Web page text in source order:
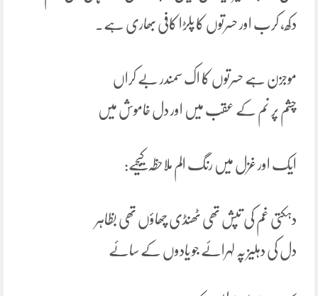
دکھ، کرب اور حسرتوں کا پلڑا کافی بھاری ہے.
موجزن ہے حسرتوں کا اک سمندر بے کراں
چشم پر نم کے عقب میں اور دل خاموش میں
ایک اور غزل میں رنگ الم ملاحظہ کیجیے:
دہکتی غم کی تپش تھی ٹھنڈی چھاؤں تھی بظاہر
دل کی دہلیز پہ لہرائے جو یادوں کے سائے